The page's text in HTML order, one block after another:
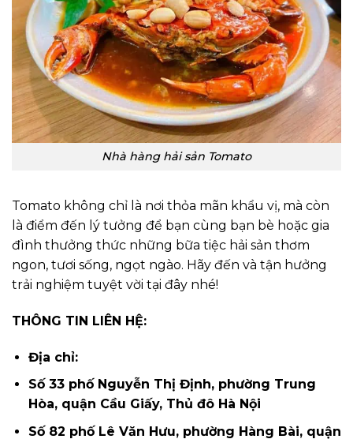
Nhà hàng hải sản Tomato
Tomato không chỉ là nơi thỏa mãn khẩu vị, mà còn
là điểm đến lý tưởng để bạn cùng bạn bè hoặc gia
đình thưởng thức những bữa tiệc hải sản thơm
ngon, tươi sống, ngọt ngào. Hãy đến và tận hưởng
trải nghiệm tuyệt vời tại đây nhé!
THÔNG TIN LIÊN HỆ:
Địa chỉ:
Số 33 phố Nguyễn Thị Định, phường Trung
Hòa, quận Cầu Giấy, Thủ đô Hà Nội
Số 82 phố Lê Văn Hưu, phường Hàng Bài, quận